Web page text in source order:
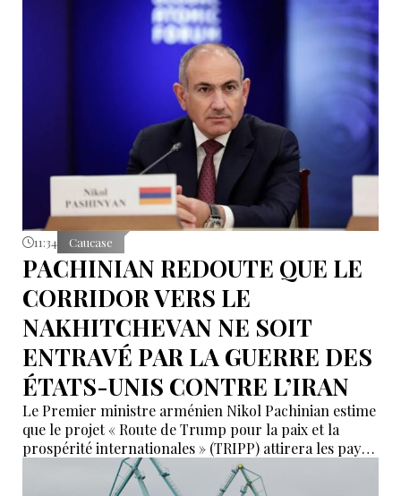
11:34 Caucase
PACHINIAN REDOUTE QUE LE
CORRIDOR VERS LE
NAKHITCHEVAN NE SOIT
ENTRAVÉ PAR LA GUERRE DES
ÉTATS-UNIS CONTRE L’IRAN
Le Premier ministre arménien Nikol Pachinian estime
que le projet « Route de Trump pour la paix et la
prospérité internationales » (TRIPP) attirera les pays
de la région, mais il a également déclaré que
l’instabilité régionale pourrait entraver sa mise en